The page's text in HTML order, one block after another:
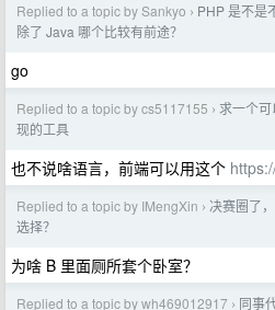
Replied to a topic by Sankyo › PHP 是不是
除了 Java 哪个比较有前途？
go
Replied to a topic by cs5117155 › 求一个
现的工具
也不说啥语言，前端可以用这个
Replied to a topic by IMengXin › 决赛圈了
选择？
为啥 B 里面厕所套个卧室？
Replied to a topic by wh469012917 › 同事